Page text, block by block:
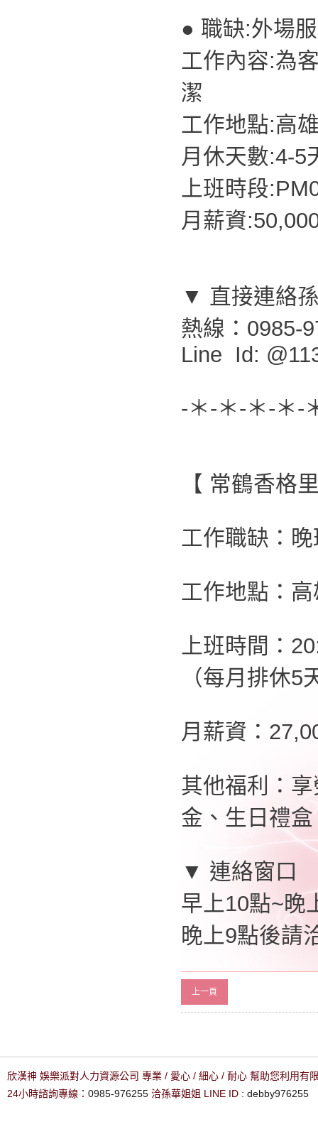
● 職缺:外場
工作內容:為
潔
工作地點:高
月休天數:4-5
上班時段
月薪資
▼ 直接連絡
熱線：0985-
Line Id:
-＊-＊-＊-＊-
【 常鶴香格
工作職缺：
工作地點：
上班時間：
（每月排休5
月薪資：
其他福利：
金、生日禮盒
▼ 連絡窗口
早上10點~晚
晚上9點後請
上一頁
欣漢神 娛樂派對人力資源公司 專業 / 愛心 / 細心 / 耐心 幫助您利用有
24小時諮詢專線： 0985-976255 洽孫華姐姐 LINE ID : debby976255